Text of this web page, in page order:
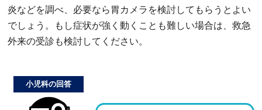
炎などを調べ、必要なら胃カメラを検討してもらうとよい
でしょう。もし症状が強く動くことも難しい場合は、救急
外来の受診も検討してください。
小児科の回答